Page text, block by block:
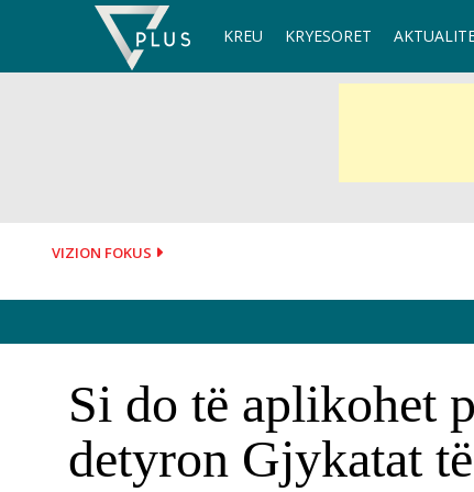
KREU KRYESORET
VIZION FOKUS
Si do të aplikohet
detyron Gjykatat